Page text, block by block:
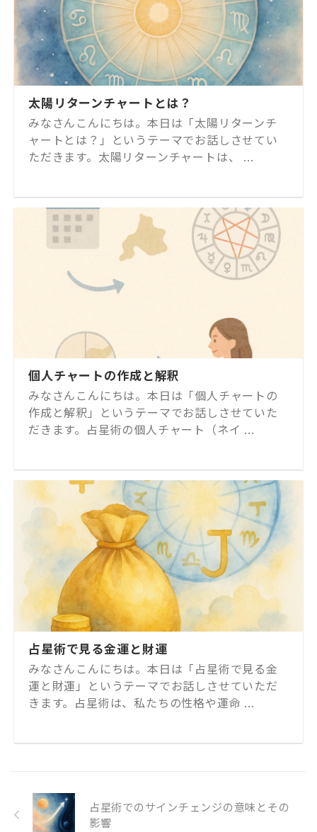
太陽リターンチャートとは？
みなさんこんにちは。本日は「太陽リターンチ
ャートとは？」というテーマでお話しさせてい
ただきます。太陽リターンチャートは、 ...
個人チャートの作成と解釈
みなさんこんにちは。本日は「個人チャートの
作成と解釈」というテーマでお話しさせていた
だきます。占星術の個人チャート（ネイ ...
占星術で見る金運と財運
みなさんこんにちは。本日は「占星術で見る金
運と財運」というテーマでお話しさせていただ
きます。占星術は、私たちの性格や運命 ...
占星術でのサインチェンジの意味とその
影響